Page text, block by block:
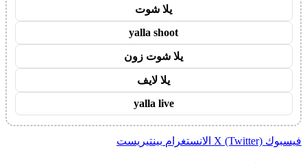
يلا شوت
yalla shoot
يلا شوت زون
يلا لايف
yalla live
فيسبوك X (Twitter) الانستغرام بينتيريست